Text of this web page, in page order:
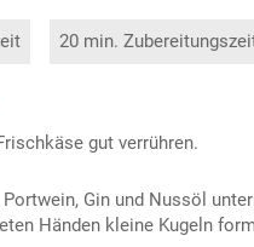
20 min.
gut verrühren.
Gin und Nussöl
Händen kleine Kugeln